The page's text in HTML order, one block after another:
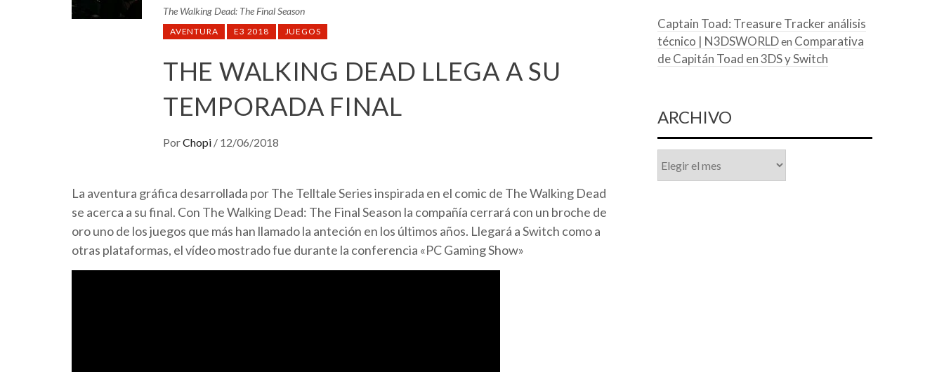
The Walking Dead: The Final Season
AVENTURA E3 2018 JUEGOS
THE WALKING DEAD LLEGA A SU
TEMPORADA FINAL
PorChopi / 12/06/2018
La aventura gráfica desarrollada por The Telltale Series inspirada en el comic de The Walking Dead
se acerca a su final. Con The Walking Dead: The Final Season la compañía cerrará con un broche de
oro uno de los juegos que más han llamado la anteción en los últimos años. Llegará a Switch como a
otras plataformas, el vídeo mostrado fue durante la conferencia «PC Gaming Show»
Captain Toad: Treasure Tracker análisis
técnico | N3DSWORLDen Comparativa
de Capitán Toad en 3DS y Switch
ARCHIVO